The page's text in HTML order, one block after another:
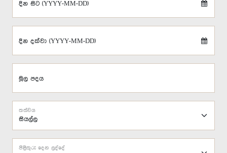
දින සිට (YYYY-MM-DD)
දින දක්වා (YYYY-MM-DD)
මූල පදය
තත්වය
පිළිතුරු දෙන ලද්දේ